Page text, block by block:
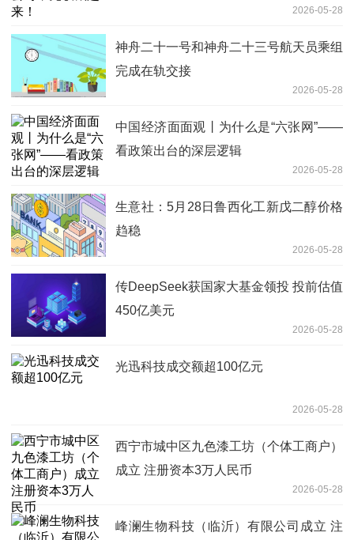
2026-05-28
神舟二十一号和神舟二十三号航天员乘组
完成在轨交接
2026-05-28
中国经济面面观丨为什么是“六张网”——
看政策出台的深层逻辑
2026-05-28
生意社：5月28日鲁西化工新戊二醇价格
趋稳
2026-05-28
传DeepSeek获国家大基金领投 投前估值
450亿美元
2026-05-28
光迅科技成交额超100亿元
2026-05-28
西宁市城中区九色漆工坊（个体工商户）
成立 注册资本3万人民币
2026-05-28
峰澜生物科技（临沂）有限公司成立 注